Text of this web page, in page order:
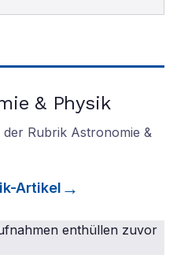
& Physik
der Rubrik Astronomie &
-Artikel